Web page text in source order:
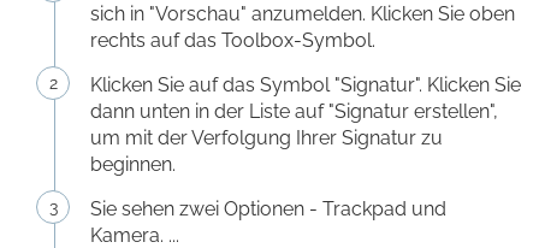
sich in "Vorschau" anzumelden. Klicken Sie oben
rechts auf das Toolbox-Symbol.
Klicken Sie auf das Symbol "Signatur". Klicken Sie
dann unten in der Liste auf "Signatur erstellen",
um mit der Verfolgung Ihrer Signatur zu
beginnen.
Sie sehen zwei Optionen - Trackpad und
Kamera. ...